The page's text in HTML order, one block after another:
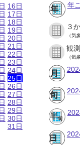
16日
17日
18日
19日
20日
21日
22日
23日
24日
25日
26日
27日
28日
29日
30日
31日
年
３
（気
観
（気